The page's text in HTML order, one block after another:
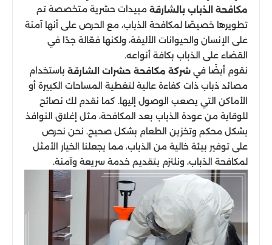
مكافحة الذباب بالشارقة مبيدات حشرية متخصصة تم
تطويرها خصيصًا لمكافحة الذباب، مع الحرص على أنها آمنة
على الإنسان والحيوانات الأليفة، ولكنها فعّالة جدًا في
القضاء على الذباب بكافة أنواعه.
نقوم أيضًا في شركة مكافحة حشرات الشارقة باستخدام
مصائد ذباب ذات كفاءة عالية لتغطية المساحات الكبيرة أو
الأماكن التي يصعب الوصول إليها. كما نقدم لك نصائح
للوقاية من عودة الذباب بعد المكافحة، مثل إغلاق النوافذ
بشكل محكم وتخزين الطعام بشكل صحيح. نحن نحرص
على توفير بيئة خالية من الذباب، مما يجعلنا الخيار الأمثل
لمكافحة الذباب، ونلتزم بتقديم خدمة سريعة وآمنة.